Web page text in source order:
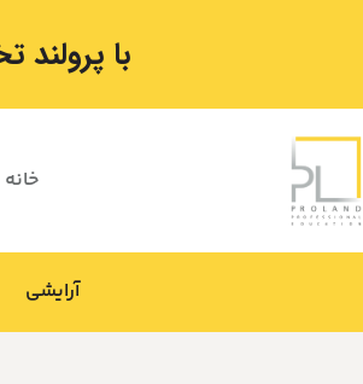
با
خانه
آرایشی